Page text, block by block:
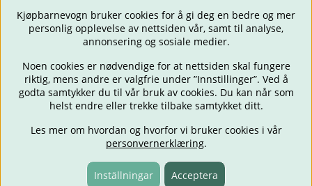
BARNEVOGNER BILSTOLER BABY SPISE & MATE
REISE
FORELDRE
BARNEROMMET LEKER TILBUD
OUTLET
GAVETIPS
Kjøpbarnevogn bruker cookies for å gi deg en bedre og mer
personlig opplevelse av nettsiden vår, samt til analyse,
annonsering og sosiale medier.
Noen cookies er nødvendige for at nettsiden skal fungere
riktig, mens andre er valgfrie under ”Innstillinger”. Ved å
godta samtykker du til vår bruk av cookies. Du kan når som
helst endre eller trekke tilbake samtykket ditt.
Les mer om hvordan og hvorfor vi bruker cookies i vår
personvernerklæring.
Inställningar Acceptera